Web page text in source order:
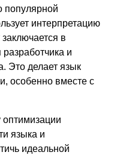
популярной
интерпретацию
в
и
Это делает язык
особенно вместе с
оптимизации
языка и
идеальной